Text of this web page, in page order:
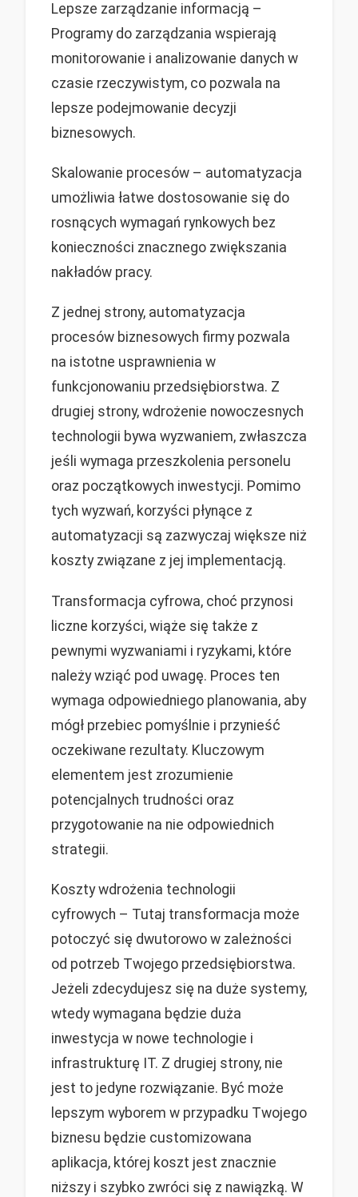
Lepsze zarządzanie informacją –
Programy do zarządzania wspierają
monitorowanie i analizowanie danych w
czasie rzeczywistym, co pozwala na
lepsze podejmowanie decyzji
biznesowych.
Skalowanie procesów – automatyzacja
umożliwia łatwe dostosowanie się do
rosnących wymagań rynkowych bez
konieczności znacznego zwiększania
nakładów pracy.
Z jednej strony, automatyzacja
procesów biznesowych firmy pozwala
na istotne usprawnienia w
funkcjonowaniu przedsiębiorstwa. Z
drugiej strony, wdrożenie nowoczesnych
technologii bywa wyzwaniem, zwłaszcza
jeśli wymaga przeszkolenia personelu
oraz początkowych inwestycji. Pomimo
tych wyzwań, korzyści płynące z
automatyzacji są zazwyczaj większe niż
koszty związane z jej implementacją.
Transformacja cyfrowa, choć przynosi
liczne korzyści, wiąże się także z
pewnymi wyzwaniami i ryzykami, które
należy wziąć pod uwagę. Proces ten
wymaga odpowiedniego planowania, aby
mógł przebiec pomyślnie i przynieść
oczekiwane rezultaty. Kluczowym
elementem jest zrozumienie
potencjalnych trudności oraz
przygotowanie na nie odpowiednich
strategii.
Koszty wdrożenia technologii
cyfrowych – Tutaj transformacja może
potoczyć się dwutorowo w zależności
od potrzeb Twojego przedsiębiorstwa.
Jeżeli zdecydujesz się na duże systemy,
wtedy wymagana będzie duża
inwestycja w nowe technologie i
infrastrukturę IT. Z drugiej strony, nie
jest to jedyne rozwiązanie. Być może
lepszym wyborem w przypadku Twojego
biznesu będzie customizowana
aplikacja, której koszt jest znacznie
niższy i szybko zwróci się z nawiązką. W